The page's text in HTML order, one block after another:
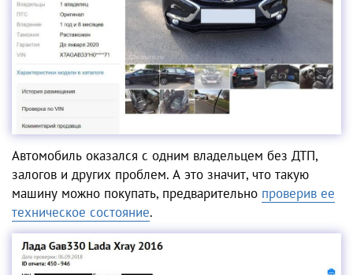
Автомобиль оказался с одним владельцем без ДТП,
залогов и других проблем. А это значит, что такую
машину можно покупать, предварительно проверив ее
техническое состояние.